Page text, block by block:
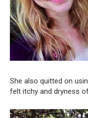
She also quitted on
felt itchy and dryness